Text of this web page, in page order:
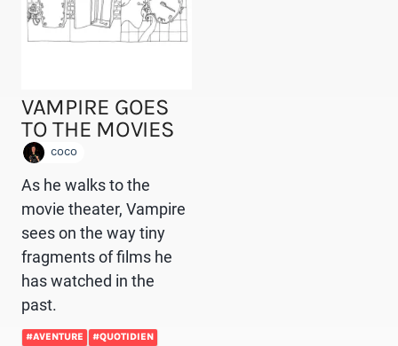
VAMPIRE GOES
TO THE MOVIES
coco
As he walks to the
movie theater, Vampire
sees on the way tiny
fragments of films he
has watched in the
past.
#AVENTURE #QUOTIDIEN